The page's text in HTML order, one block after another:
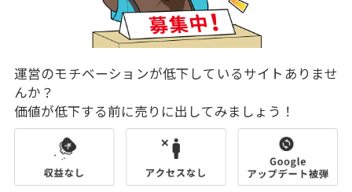
運営のモチベーションが低下しているサイトありませ
んか？
価値が低下する前に売りに出してみましょう！